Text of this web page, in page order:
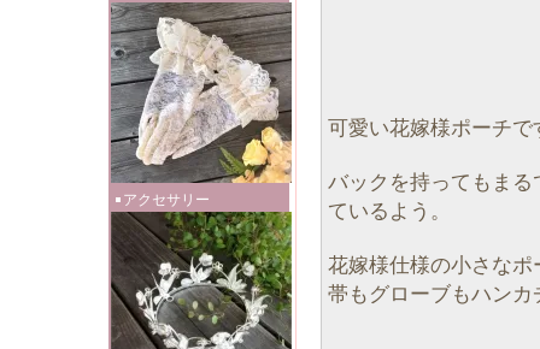
アクセサリー
可愛い花嫁様ポーチで
バックを持ってもま
ているよう。
花嫁様仕様の小さな
帯もグローブもハン